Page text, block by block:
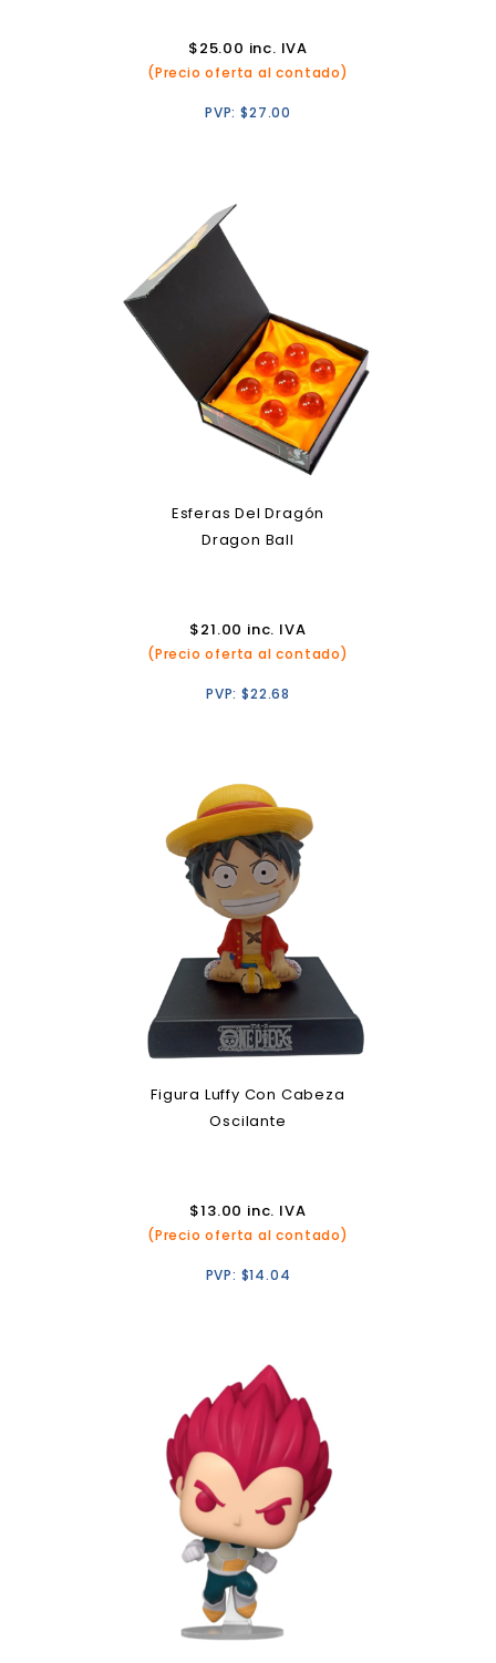
$25.00 inc. IVA
(Precio oferta al contado)
PVP:$27.00
Esferas Del Dragón
Dragon Ball
$21.00 inc. IVA
(Precio oferta al contado)
PVP:$22.68
Figura Luffy Con Cabeza
Oscilante
$13.00 inc. IVA
(Precio oferta al contado)
PVP: $14.04